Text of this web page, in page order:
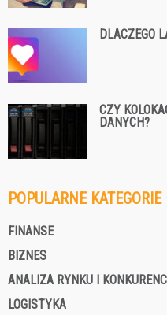
DLACZEGO
CZY
DANYCH?
POPULARNE KATEGORIE
FINANSE
BIZNES
ANALIZA RYNKU I
LOGISTYKA